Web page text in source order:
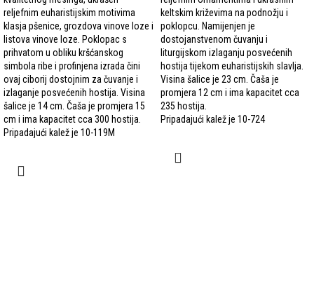
reljefnim euharistijskim motivima
klasja pšenice, grozdova vinove loze i
listova vinove loze. Poklopac s
prihvatom u obliku kršćanskog
simbola ribe i profinjena izrada čini
ovaj ciborij dostojnim za čuvanje i
izlaganje posvećenih hostija. Visina
šalice je 14 cm. Čaša je promjera 15
cm i ima kapacitet cca 300 hostija.
Pripadajući kalež je 10-119M
keltskim križevima na podnožju i
poklopcu. Namijenjen je
dostojanstvenom čuvanju i
liturgijskom izlaganju posvećenih
hostija tijekom euharistijskih slavlja.
Visina šalice je 23 cm. Čaša je
promjera 12 cm i ima kapacitet cca
235 hostija.
Pripadajući kalež je 10-724